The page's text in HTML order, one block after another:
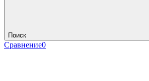
Поиск
Сравнение0